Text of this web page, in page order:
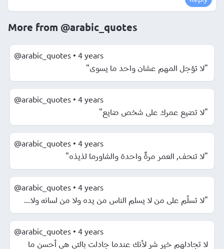
More from @arabic_quotes
@arabic_quotes • 4 years
"لا تؤجل المهم عشان واحد ما يسوى"
@arabic_quotes • 4 years
"لا تضيع عمرك على شخص ضايع"
@arabic_quotes • 4 years
"لا تنحف, العمر مرةٌ واحدة والشاورما لذيذه"
@arabic_quotes • 4 years
"لا تسلّم على من لا يسلم الناس من يده ولا من لسانه ولا...
@arabic_quotes • 4 years
لا تجادلهم خير شر لأنك عندما جادلت بالتي هي أحسن ما